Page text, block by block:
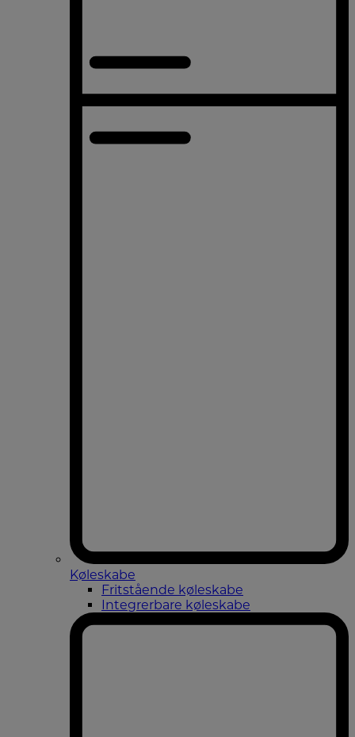
Køleskabe
Fritstående køleskabe
Integrerbare køleskabe